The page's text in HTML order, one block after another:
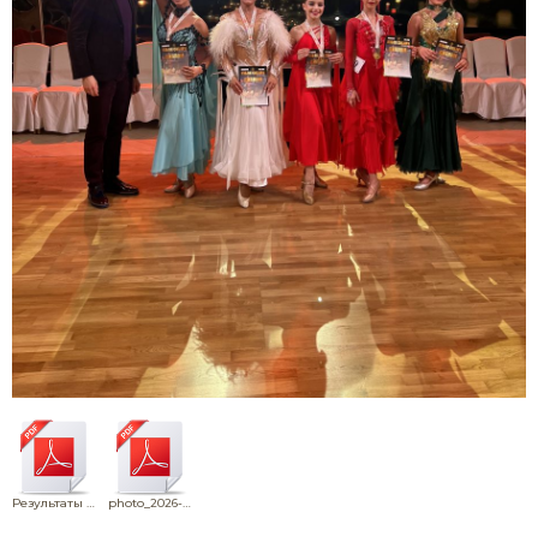
Результаты SRDS соло photo_2026-03-11 12.22.50